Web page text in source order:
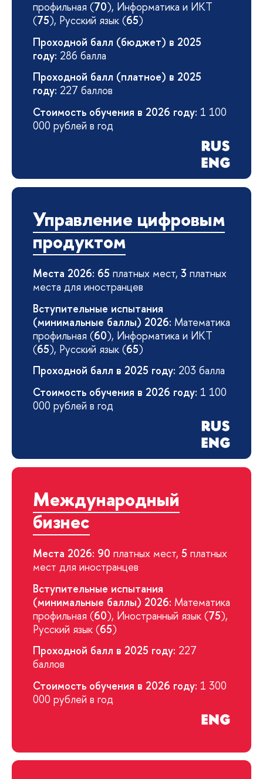
профильная (70), Информатика и ИКТ
(75), Русский язык (65)
Проходной балл (бюджет) в 2025
году: 286 балла
Проходной балл (платное) в 2025
году: 227 баллов
Стоимость обучения в 2026 году: 1 100
000 рублей в год
Управление цифровым
продуктом
Места 2026: 65 платных мест, 3 платных
места для иностранцев
Вступительные испытания
(минимальные баллы) 2026: Математика
профильная (60), Информатика и ИКТ
(65), Русский язык (65)
Проходной балл в 2025 году: 203 балла
Стоимость обучения в 2026 году: 1 100
000 рублей в год
Международный
бизнес
Места 2026: 90 платных мест, 5 платных
мест для иностранцев
Вступительные испытания
(минимальные баллы) 2026: Математика
профильная (60), Иностранный язык (75),
Русский язык (65)
Проходной балл в 2025 году: 227
баллов
Стоимость обучения в 2026 году: 1 300
000 рублей в год